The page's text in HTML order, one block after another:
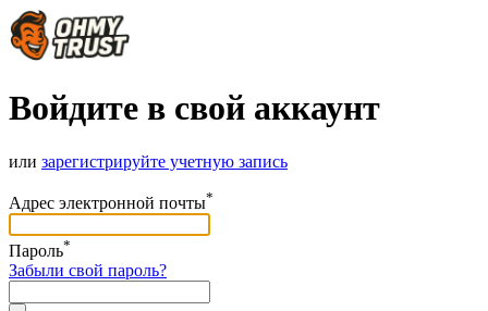
Войдите в свой аккаунт
или зарегистрируйте учетную запись
Адрес электронной почты*
Пароль*
Забыли свой пароль?